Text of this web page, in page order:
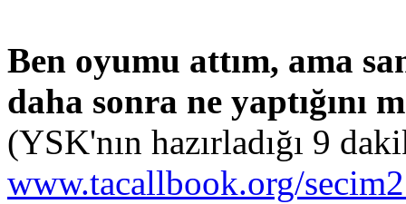
Ben oyumu attım, ama
daha sonra ne yaptığını
(YSK'nın hazırladığı 9
www.tacallbook.org/